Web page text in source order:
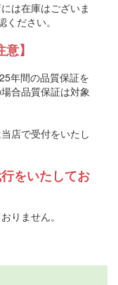
は在庫はございま
ださい。
】
年間の品質保証を
合品質保証は対象
店で受付をいたし
をいたしてお
りません。